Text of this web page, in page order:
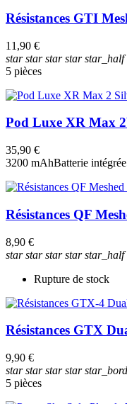
Résistances GTI
11,90 €
starstarstarstarstar_half
5 pièces
Pod Luxe XR Max 2
35,90 €
3200 mAhBatterie intégrée
Résistances QF
8,90 €
starstarstarstarstar_half
Rupture de stock
Résistances GTX
9,90 €
starstarstarstar
5 pièces